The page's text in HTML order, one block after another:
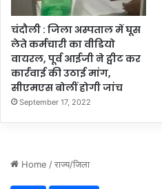
चंदौली : जिला अस्पताल में घूस
लेते कर्मचारी का वीडियो
वायरल, पूर्व आईजी ने ट्वीट कर
कार्रवाई की उठाई मांग,
सीएमएस बोलीं होगी जांच
September 17, 2022